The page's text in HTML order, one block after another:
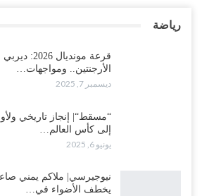
رياضة
قرعة
الأرجنتين.. ومواجهات…
ديسمبر 7, 2025
“مسقط“| إنجاز تاريخي
إلى كأس العالم…
يونيو 6, 2025
نيوجيرسي| ملاكم يمني
يخطف الأضواء في…